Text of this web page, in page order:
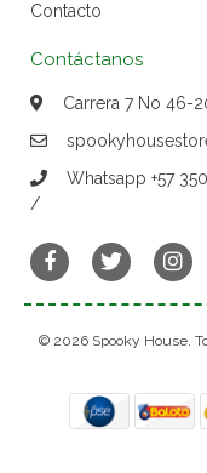
Contacto
Contáctanos
Carrera 7 No 46-
Whatsapp +57
/
© 2026 Spooky House.